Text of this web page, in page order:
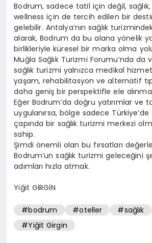
Bodrum, sadece tatil için değil,
wellness için de tercih edilen bir
gelebilir. Antalya’nın sağlık
alarak, Bodrum da bu alana yönelik
birlikleriyle küresel bir marka olma
Muğla Sağlık Turizmi Forumu’nda da
sağlık turizmi yalnızca medikal
yaşam, rehabilitasyon ve alternatif
daha geniş bir perspektifle ele
Eğer Bodrum’da doğru yatırımlar ve
uygulanırsa, bölge sadece
çapında bir sağlık turizmi merkezi
sahip.
Şimdi önemli olan bu fırsatları
Bodrum’un sağlık turizmi geleceğini
adımları hızla atmak.
Yiğit GİRGİN
#bodrum #oteller #sağlık
#Yiğit Girgin